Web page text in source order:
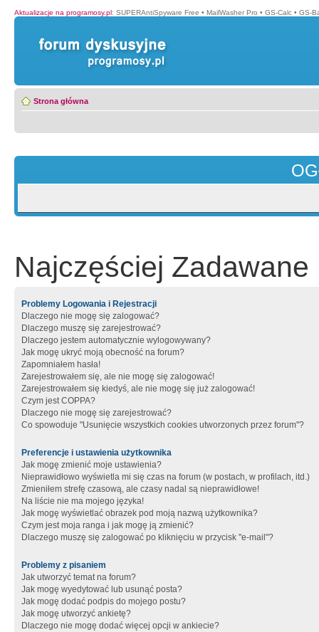
Aktualizacje na programosy.pl: SUPERAntiSpyware Free • MailWasher Pro • GS-Calc • GS-
Strona główna
Najczęściej Zadawane
Problemy Logowania i Rejestracji
Dlaczego nie mogę się zalogować?
Dlaczego muszę się zarejestrować?
Dlaczego jestem automatycznie wylogowywany?
Jak mogę ukryć moją obecność na forum?
Zapomniałem hasła!
Zarejestrowałem się, ale nie mogę się zalogować!
Zarejestrowałem się kiedyś, ale nie mogę się już zalogować!
Czym jest COPPA?
Dlaczego nie mogę się zarejestrować?
Co spowoduje "Usunięcie wszystkich cookies utworzonych przez forum"?
Preferencje i ustawienia użytkownika
Jak mogę zmienić moje ustawienia?
Nieprawidłowo wyświetla mi się czas na forum (w postach, w profilach, itd.)
Zmieniłem strefę czasową, ale czasy nadal są nieprawidłowe!
Na liście nie ma mojego języka!
Jak mogę wyświetlać obrazek pod moją nazwą użytkownika?
Czym jest moja ranga i jak mogę ją zmienić?
Dlaczego muszę się zalogować po kliknięciu w przycisk "e-mail"?
Problemy z pisaniem
Jak utworzyć temat na forum?
Jak mogę wyedytować lub usunąć posta?
Jak mogę dodać podpis do mojego postu?
Jak mogę utworzyć ankietę?
Dlaczego nie mogę dodać więcej opcji w ankiecie?